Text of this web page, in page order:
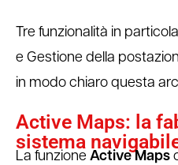
Tre funzionalità in
e Gestione della
in modo chiaro questa
Active Maps: la
sistema
La funzione Active Maps